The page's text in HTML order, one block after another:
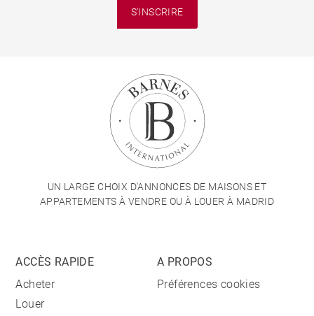
S'INSCRIRE
UN LARGE CHOIX D'ANNONCES DE MAISONS ET
APPARTEMENTS À VENDRE OU À LOUER À MADRID
ACCÈS RAPIDE
Acheter
Louer
A PROPOS
Préférences cookies